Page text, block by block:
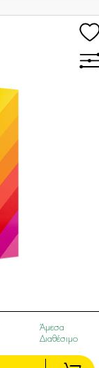
Άμεσα
Διαθέσιμο